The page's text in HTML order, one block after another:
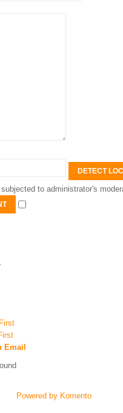
DETECT
to administrator's
Email
Powered by Komento